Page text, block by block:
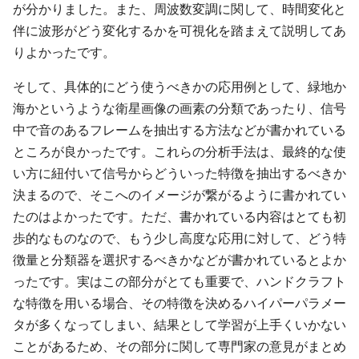
が分かりました。また、周波数変調に関して、時間変化と
伴に波形がどう変化するかを可視化を踏まえて説明してあ
りよかったです。
そして、具体的にどう使うべきかの応用例として、緑地か
海かというような衛星画像の画素の分類であったり、信号
中で音のあるフレームを抽出する方法などが書かれている
ところが良かったです。これらの分析手法は、最終的な使
い方に紐付いて信号からどういった特徴を抽出するべきか
決まるので、そこへのイメージが繋がるように書かれてい
たのはよかったです。ただ、書かれている内容はとても初
歩的なものなので、もう少し高度な応用に対して、どう特
徴量と分類器を選択するべきかなどが書かれているとよか
ったです。実はこの部分がとても重要で、ハンドクラフト
な特徴を用いる場合、その特徴を決めるハイパーパラメー
タが多くなってしまい、結果として学習が上手くいかない
ことがあるため、その部分に関して専門家の意見がまとめ